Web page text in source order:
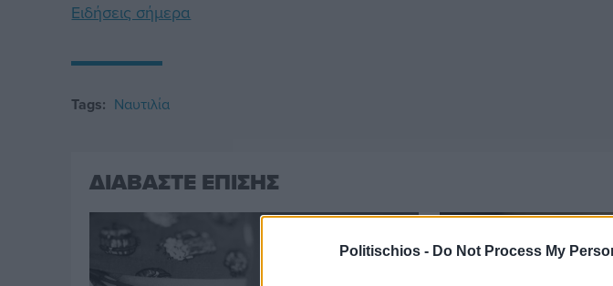
Politischios - Do Not Process My
Ειδήσεις σήμερα
Tags: Ναυτιλία
ΔΙΑΒΑΣΤΕ ΕΠΙΣΗΣ